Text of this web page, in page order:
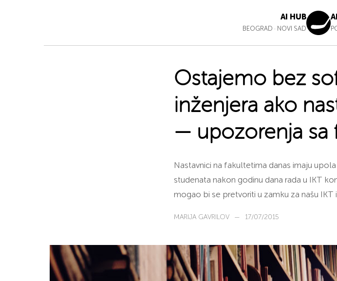
AI HUB
BEOGRAD · NOVI SAD
Ostajemo bez
inženjera ako
— upozorenja sa
Nastavnici na fakultetima danas imaju
studenata nakon godinu dana rada u IKT
mogao bi se pretvoriti u zamku za našu IKT
MARIJA GAVRILOV — 17/07/2015